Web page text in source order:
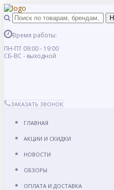
Время работы:
ПН-ПТ 09:00 - 19:00
СБ-ВС - выходной
ЗАКАЗАТЬ ЗВОНОК
ГЛАВНАЯ
АКЦИИ И СКИДКИ
НОВОСТИ
ОБЗОРЫ
ОПЛАТА И ДОСТАВКА